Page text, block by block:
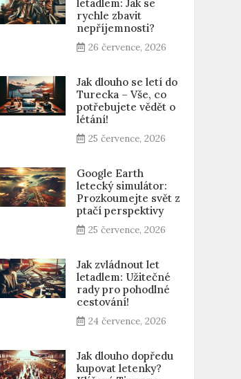
letadlem: Jak se
rychle zbavit
nepříjemnosti?
26 července, 2026
Jak dlouho se letí do
Turecka – Vše, co
potřebujete vědět o
létání!
25 července, 2026
Google Earth
letecký simulátor:
Prozkoumejte svět z
ptačí perspektivy
25 července, 2026
Jak zvládnout let
letadlem: Užitečné
rady pro pohodlné
cestování!
24 července, 2026
Jak dlouho dopředu
kupovat letenky?